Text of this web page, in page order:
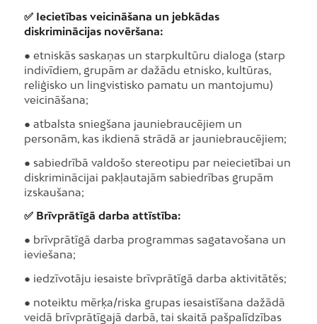
✅ Iecietības veicināšana un jebkādas
diskriminācijas novēršana:
● etniskās saskaņas un starpkultūru dialoga (starp
indivīdiem, grupām ar dažādu etnisko, kultūras,
reliģisko un lingvistisko pamatu un mantojumu)
veicināšana;
● atbalsta sniegšana jauniebraucējiem un
personām, kas ikdienā strādā ar jauniebraucējiem;
● sabiedrībā valdošo stereotipu par neiecietībai un
diskriminācijai pakļautajām sabiedrības grupām
izskaušana;
✅ Brīvprātīgā darba attīstība:
● brīvprātīgā darba programmas sagatavošana un
ieviešana;
● iedzīvotāju iesaiste brīvprātīgā darba aktivitātēs;
● noteiktu mērķa/riska grupas iesaistīšana dažādā
veidā brīvprātīgajā darbā, tai skaitā pašpalīdzības